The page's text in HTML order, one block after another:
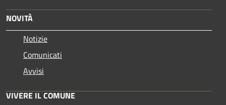
NOVITÀ
Notizie
Comunicati
Avvisi
VIVERE IL COMUNE